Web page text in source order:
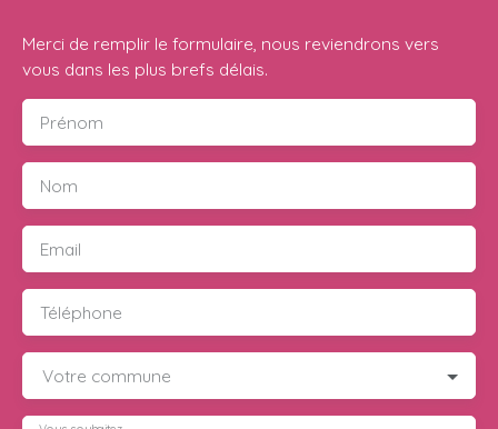
Merci de remplir le formulaire, nous reviendrons vers
vous dans les plus brefs délais.
Prénom
Nom
Email
Téléphone
Votre commune